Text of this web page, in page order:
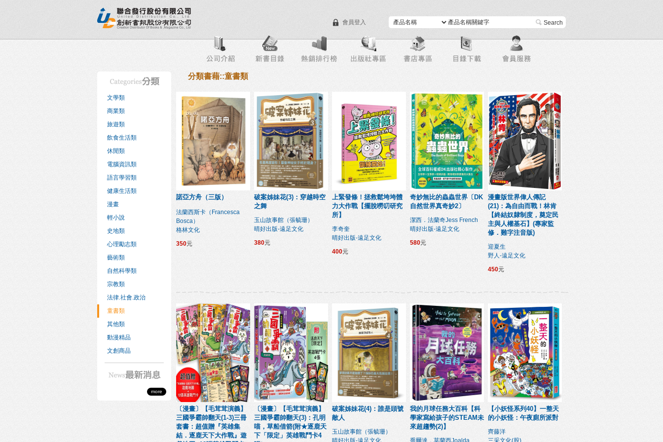
會員登入 進階搜尋
新書目錄 熱銷排行榜 出版社專區 書店專區 目錄下載 會員服務
文學類
商業類
旅遊類
飲食生活類
休閒類
電腦資訊類
語言學習類
健康生活類
漫畫
輕小說
史地類
心理勵志類
藝術類
自然科學類
宗教類
法律.社會.政治
童書類
其他類
動漫精品
文創商品
more
分類書藉::童書類
諾亞方舟（三版）
法蘭西斯卡（Francesca
Bosca）
格林文化
350元
破案姊妹花(3)：穿越時空
之舞
玉山故事館（張毓珊）
晴好出版-遠足文化
380元
上緊發條！拯救鬆垮垮體
力大作戰【擺脫嘮叨研究
所】
李奇奎
晴好出版-遠足文化
400元
奇妙無比的蟲蟲世界〔DK
自然世界真奇妙2〕
潔西．法蘭奇Jess French
晴好出版-遠足文化
580元
漫畫版世界偉人傳記
(21)：為自由而戰！林肯
【終結奴隸制度，奠定民
主與人權基石】(專家監
修．難字注音版)
迎夏生
野人-遠足文化
450元
〔漫畫〕【毛茸茸演義】
三國爭霸帥翻天(1-3)三冊
套書：超值贈『英雄集
結．逐鹿天下大作戰』遊
〔漫畫〕【毛茸茸演義】
三國爭霸帥翻天(3)：孔明
喵，草船借箭(附★逐鹿天
下「限定」英雄戰鬥卡4
破案姊妹花(4)：誰是頭號
敵人
玉山故事館（張毓珊）
晴好出版-遠足文化
我的月球任務大百科【科
學家寫給孩子的STEAM未
來超趨勢(2)】
喬爾達．莫蘭西Joalda
【小妖怪系列40】一整天
的小妖怪：午夜廁所派對
齊藤洋
三采文化(股)